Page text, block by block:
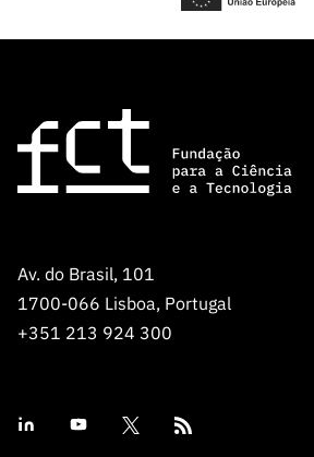
Av. do Brasil, 101
1700-066 Lisboa, Portugal
+351 213 924 300